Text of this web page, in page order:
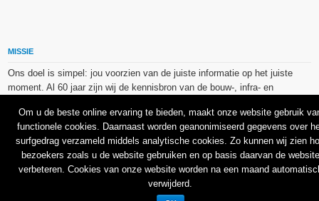
MISSIE
Ons doel is simpel: jou voorzien van de juiste informatie op het juiste
moment. Al 60 jaar zijn wij de kennisbron van de bouw-, infra- en
De op dit platform gebruikte afbeeldingen, illustraties en foto’s zijn ofwel
vrij van rechten verkregen via de bron van het betreffende bericht, of
binnen de aan APR media (groep) of BU media verschafte licentie(s) en
de daarmee verkregen rechten aangekocht bij Shutterstock en/of 123RF.
Om u de beste online ervaring te bieden, maakt onze website gebruik
functionele cookies. Daarnaast worden geanonimiseerd gegevens over
surfgedrag verzameld middels analytische cookies. Zo kunnen wij zien
bezoekers zoals u de website gebruiken en op basis daarvan de website
verbeteren. Cookies van onze website worden na een maand
verwijderd.